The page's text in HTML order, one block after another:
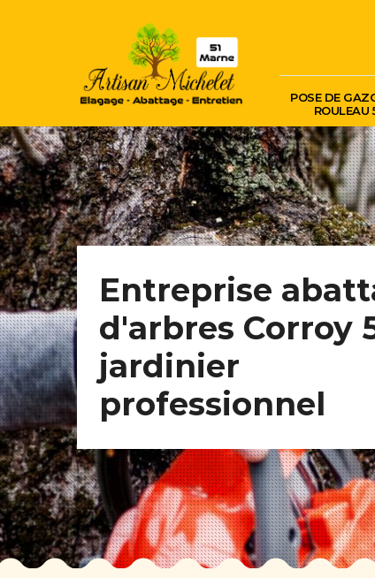
POSE DE
ROULEAU
Entreprise
d'arbres Corroy
jardinier
professionnel